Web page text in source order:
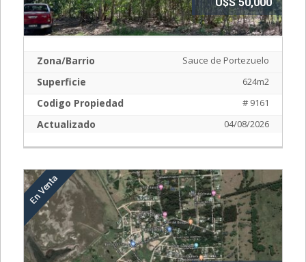
Zona/Barrio Sauce de Portezuelo
Superficie 624m2
Codigo Propiedad # 9161
Actualizado 04/08/2026